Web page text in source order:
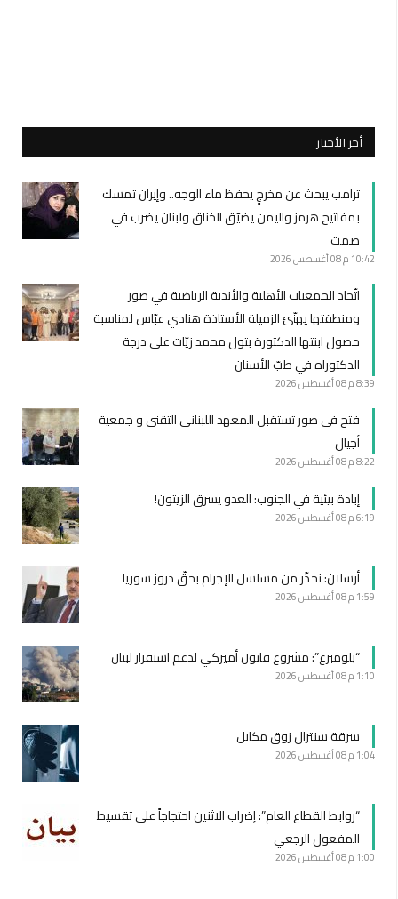
أخر الأخبار
ترامب يبحث عن مخرجٍ يحفظ ماء الوجه.. وإيران تمسك
بمفاتيح هرمز واليمن يضيّق الخناق ولبنان يضرب في
صمت
10:42 م 08 أغسطس 2026
اتّحاد الجمعيات الأهلية والأندية الرياضية في صور
ومنطقتها يهنّئ الزميلة الأستاذة هنادي عبّاس لمناسبة
حصول ابنتها الدكتورة بتول محمد زيّات على درجة
الدكتوراه في طبّ الأسنان
8:39 م 08 أغسطس 2026
فتح في صور تستقبل المعهد اللبناني التقني و جمعية
أجيال
8:22 م 08 أغسطس 2026
إبادة بيئية في الجنوب: العدو يسرق الزيتون!
6:19 م 08 أغسطس 2026
أرسلان: نحذّر من مسلسل الإجرام بحقّ دروز سوريا
1:59 م 08 أغسطس 2026
“بلومبرغ”: مشروع قانون أميركي لدعم استقرار لبنان
1:10 م 08 أغسطس 2026
سرقة سنترال زوق مكايل
1:04 م 08 أغسطس 2026
“روابط القطاع العام”: إضراب الاثنين احتجاجاً على تقسيط
المفعول الرجعي
1:00 م 08 أغسطس 2026